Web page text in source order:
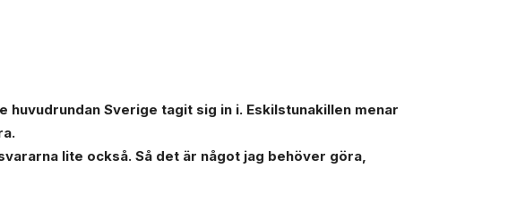
Sverige tagit sig in i. Eskilstunakillen menar
lite också. Så det är något jag behöver göra,